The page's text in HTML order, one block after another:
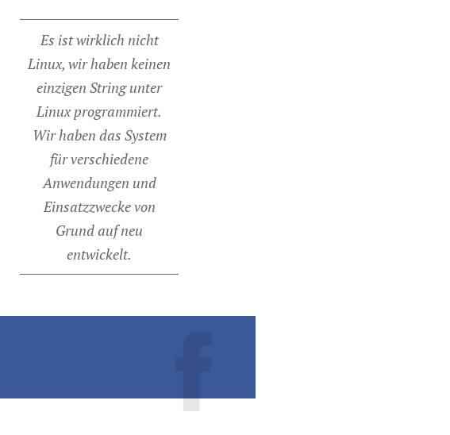
Es ist wirklich nicht
Linux, wir haben keinen
einzigen String unter
Linux programmiert.
Wir haben das System
für verschiedene
Anwendungen und
Einsatzzwecke von
Grund auf neu
entwickelt.